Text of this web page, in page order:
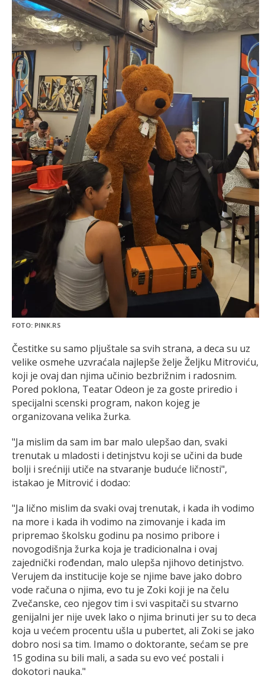
FOTO: PINK.RS
Čestitke su samo pljuštale sa svih strana, a deca su uz
velike osmehe uzvraćala najlepše želje Željku Mitroviću,
koji je ovaj dan njima učinio bezbrižnim i radosnim.
Pored poklona, Teatar Odeon je za goste priredio i
specijalni scenski program, nakon kojeg je
organizovana velika žurka.
"Ja mislim da sam im bar malo ulepšao dan, svaki
trenutak u mladosti i detinjstvu koji se učini da bude
bolji i srećniji utiče na stvaranje buduće ličnosti",
istakao je Mitrović i dodao:
"Ja lično mislim da svaki ovaj trenutak, i kada ih vodimo
na more i kada ih vodimo na zimovanje i kada im
pripremao školsku godinu pa nosimo pribore i
novogodišnja žurka koja je tradicionalna i ovaj
zajednički rođendan, malo ulepša njihovo detinjstvo.
Verujem da institucije koje se njime bave jako dobro
vode računa o njima, evo tu je Zoki koji je na čelu
Zvečanske, ceo njegov tim i svi vaspitači su stvarno
genijalni jer nije uvek lako o njima brinuti jer su to deca
koja u većem procentu ušla u pubertet, ali Zoki se jako
dobro nosi sa tim. Imamo o doktorante, sećam se pre
15 godina su bili mali, a sada su evo već postali i
dokotori nauka."